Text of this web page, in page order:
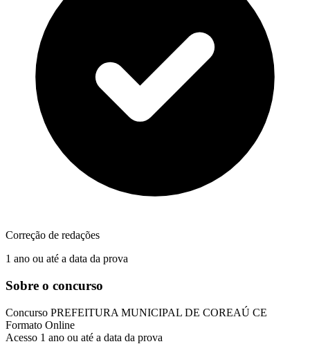
Correção de redações
1 ano ou até a data da prova
Sobre o concurso
Concurso PREFEITURA MUNICIPAL DE COREAÚ CE
Formato Online
Acesso 1 ano ou até a data da prova